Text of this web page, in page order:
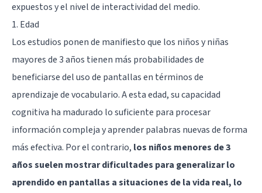
expuestos y el nivel de interactividad del medio.
1. Edad
Los estudios ponen de manifiesto que los niños y niñas
mayores de 3 años tienen más probabilidades de
beneficiarse del uso de pantallas en términos de
aprendizaje de vocabulario. A esta edad, su capacidad
cognitiva ha madurado lo suficiente para procesar
información compleja y aprender palabras nuevas de forma
más efectiva. Por el contrario, los niños menores de 3
años suelen mostrar dificultades para generalizar lo
aprendido en pantallas a situaciones de la vida real, lo